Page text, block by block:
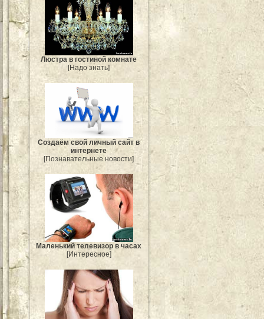
Люстра в гостиной комнате
[Надо знать]
Создаём свой личный сайт в
интернете
[Познавательные новости]
Маленький телевизор в часах
[Интересное]